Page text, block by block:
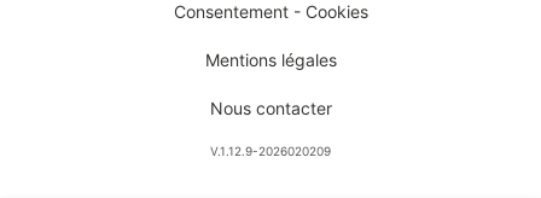
Consentement - Cookies
Mentions légales
Nous contacter
V.1.12.9-2026020209